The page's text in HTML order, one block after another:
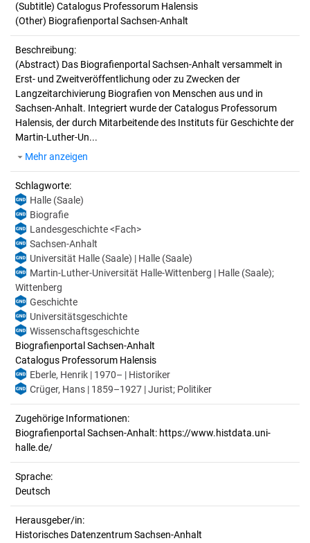
(Subtitle) Catalogus Professorum Halensis
(Other) Biografienportal Sachsen-Anhalt
Beschreibung:
(Abstract) Das Biografienportal Sachsen-Anhalt versammelt in
Erst- und Zweitveröffentlichung oder zu Zwecken der
Langzeitarchivierung Biografien von Menschen aus und in
Sachsen-Anhalt. Integriert wurde der Catalogus Professorum
Halensis, der durch Mitarbeitende des Instituts für Geschichte der
Martin-Luther-Un...
Mehr anzeigen
Schlagworte:
Halle (Saale)
Biografie
Landesgeschichte <Fach>
Sachsen-Anhalt
Universität Halle (Saale) | Halle (Saale)
Martin-Luther-Universität Halle-Wittenberg | Halle (Saale);
Wittenberg
Geschichte
Universitätsgeschichte
Wissenschaftsgeschichte
Biografienportal Sachsen-Anhalt
Catalogus Professorum Halensis
Eberle, Henrik | 1970– | Historiker
Crüger, Hans | 1859–1927 | Jurist; Politiker
Zugehörige Informationen:
Biografienportal Sachsen-Anhalt: https://www.histdata.uni-
halle.de/
Sprache:
Deutsch
Herausgeber/in:
Historisches Datenzentrum Sachsen-Anhalt